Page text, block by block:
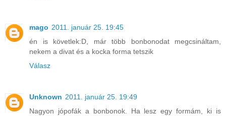
mago 2011. január 25. 19:45
én is követlek:D, már több bonbonodat megcsináltam,
nekem a divat és a kocka forma tetszik
Válasz
Unknown 2011. január 25. 19:49
Nagyon jópofák a bonbonok. Ha lesz egy formám, ki is